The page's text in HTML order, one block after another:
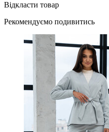
Відкласти товар
Рекомендуємо подивитись